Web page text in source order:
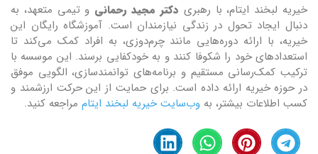
خیریه لبخند ایتام، با رهبری دکتر مجید رحمانی و تیمی متعهد، به
دنبال ایجاد تحول در زندگی نیازمندان است. آموزشگاه رایگان این
خیریه، با ارائه دوره‌هایی مانند چرم‌دوزی، به افراد کمک می‌کند تا
استعدادهای خود را شکوفا کنند و به خودکفایی برسند. این موسسه با
ترکیب کمک‌رسانی مستقیم و برنامه‌های توانمندسازی، الگویی موفق
در حوزه خیریه ارائه داده است. برای حمایت از این حرکت ارزشمند و
کسب اطلاعات بیشتر، به وب‌سایت خیریه لبخند ایتام مراجعه کنید.